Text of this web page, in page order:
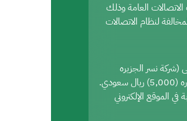
العامة وذلك
لنظام الاتصالات
نسر الجزيره
في الموقع الإلكتروني